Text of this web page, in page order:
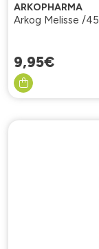
ARKOPHARMA
Arkog Melisse /45
9,95€